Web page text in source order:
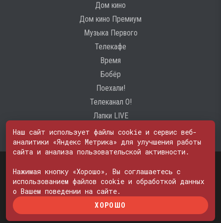
Дом кино
Дом кино Премиум
Музыка Первого
Телекафе
Время
Бобёр
Поехали!
Телеканал О!
Лапки LIVE
№ ФС 77 - 74600
© 2000—2026. Редакция телеканала «ПОБЕДА». Все права на любые
материалы, опубликованные на сайте, защищены. Любое
использование материалов возможно только с согласия Редакции
телеканала.
Наш сайт использует файлы cookie и сервис веб-
аналитики «Яндекс Метрика» для улучшения работы
сайта и анализа пользовательской активности.
Нажимая кнопку «Хорошо», Вы соглашаетесь с
использованием файлов cookie и обработкой данных
о Вашем поведении на сайте.
ХОРОШО